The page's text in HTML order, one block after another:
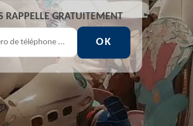
RAPPELLE GRATUITEMENT